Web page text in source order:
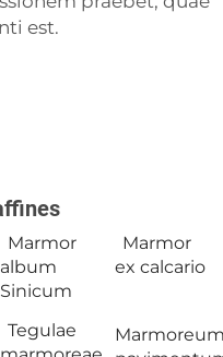
est.
Marmor
album
Sinicum
Marmor
ex calcario
Tegulae